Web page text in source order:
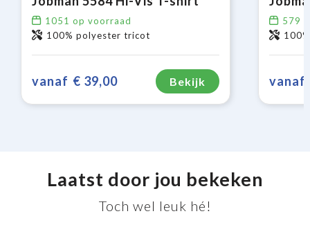
1051 op voorraad
100% polyester tricot
vanaf € 39,00 Bekijk
579
vanaf
Laatst door jou bekeken
Toch wel leuk hé!